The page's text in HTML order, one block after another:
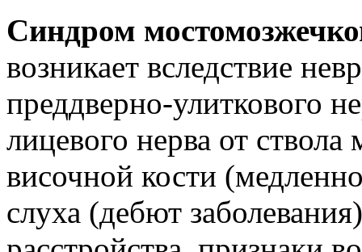
Синдром
возникает вследствие
преддверно-улиткового
лицевого нерва от
височной кости
слуха (дебют